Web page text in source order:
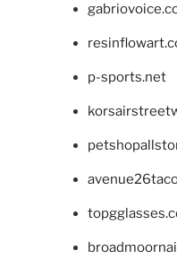
p-sports.net